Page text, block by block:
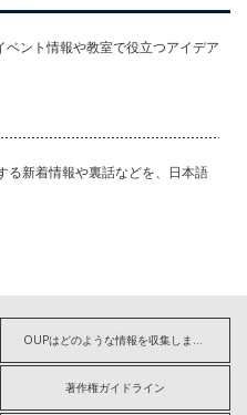
ベント情報や教室で役立つアイデア
新着情報や裏話などを、日本語
OUPはどのような情報を収集しますか?
著作権ガイドライン